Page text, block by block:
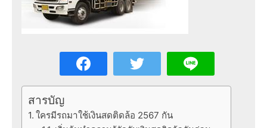
สารบัญ
ใครมีรถมาใช้เงินสดติดล้อ 2567 กัน